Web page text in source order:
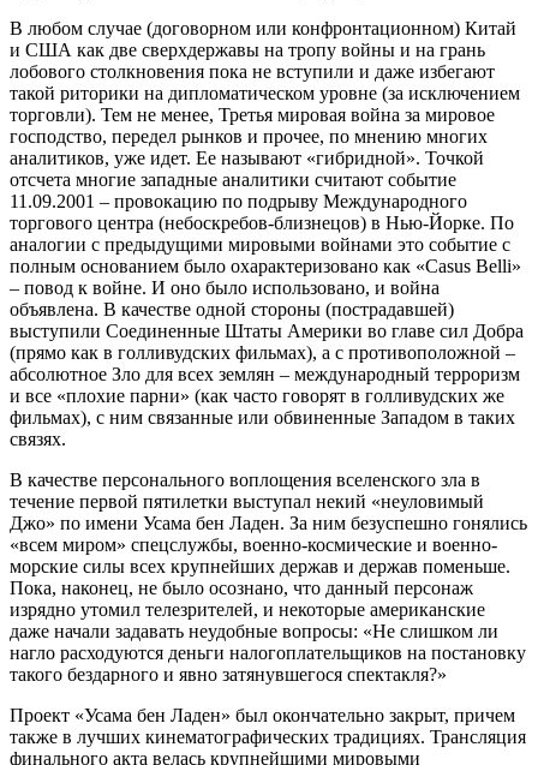
В любом случае (договорном или конфронтационном) Китай
и США как две сверхдержавы на тропу войны и на грань
лобового столкновения пока не вступили и даже избегают
такой риторики на дипломатическом уровне (за исключением
торговли). Тем не менее, Третья мировая война за мировое
господство, передел рынков и прочее, по мнению многих
аналитиков, уже идет. Ее называют «гибридной». Точкой
отсчета многие западные аналитики считают событие
11.09.2001 – провокацию по подрыву Международного
торгового центра (небоскребов-близнецов) в Нью-Йорке. По
аналогии с предыдущими мировыми войнами это событие с
полным основанием было охарактеризовано как «Casus Belli»
– повод к войне. И оно было использовано, и война
объявлена. В качестве одной стороны (пострадавшей)
выступили Соединенные Штаты Америки во главе сил Добра
(прямо как в голливудских фильмах), а с противоположной –
абсолютное Зло для всех землян – международный терроризм
и все «плохие парни» (как часто говорят в голливудских же
фильмах), с ним связанные или обвиненные Западом в таких
связях.
В качестве персонального воплощения вселенского зла в
течение первой пятилетки выступал некий «неуловимый
Джо» по имени Усама бен Ладен. За ним безуспешно гонялись
«всем миром» спецслужбы, военно-космические и военно-
морские силы всех крупнейших держав и держав поменьше.
Пока, наконец, не было осознано, что данный персонаж
изрядно утомил телезрителей, и некоторые американские
даже начали задавать неудобные вопросы: «Не слишком ли
нагло расходуются деньги налогоплательщиков на постановку
такого бездарного и явно затянувшегося спектакля?»
Проект «Усама бен Ладен» был окончательно закрыт, причем
также в лучших кинематографических традициях. Трансляция
финального акта велась крупнейшими мировыми